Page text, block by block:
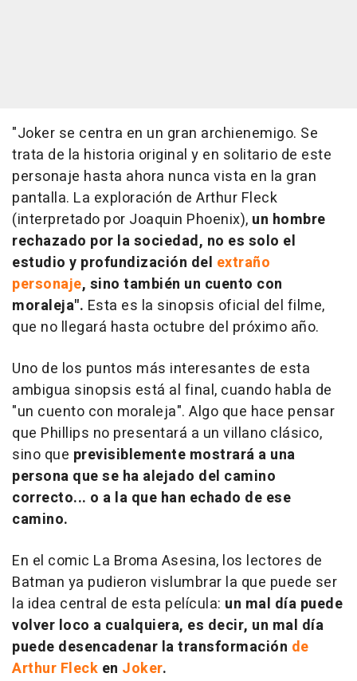
"Joker se centra en un gran archienemigo. Se
trata de la historia original y en solitario de este
personaje hasta ahora nunca vista en la gran
pantalla. La exploración de Arthur Fleck
(interpretado por Joaquin Phoenix), un hombre
rechazado por la sociedad, no es solo el
estudio y profundización del extraño
personaje, sino también un cuento con
moraleja". Esta es la sinopsis oficial del filme,
que no llegará hasta octubre del próximo año.
Uno de los puntos más interesantes de esta
ambigua sinopsis está al final, cuando habla de
"un cuento con moraleja". Algo que hace pensar
que Phillips no presentará a un villano clásico,
sino que previsiblemente mostrará a una
persona que se ha alejado del camino
correcto... o a la que han echado de ese
camino.
En el comic La Broma Asesina, los lectores de
Batman ya pudieron vislumbrar la que puede ser
la idea central de esta película: un mal día puede
volver loco a cualquiera, es decir, un mal día
puede desencadenar la transformación de
Arthur Fleck en Joker.